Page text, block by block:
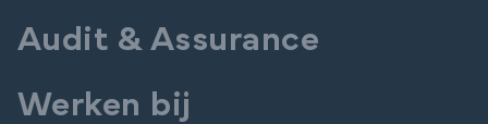
Audit & Assurance
Werken bij